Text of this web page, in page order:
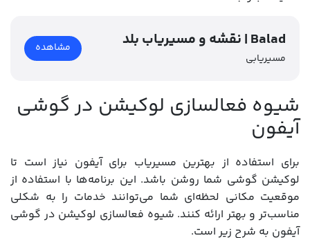
نقشه و مسیریاب بلد | Balad
مسیریابی
مشاهده
شیوه فعالسازی لوکیشن در گوشی
آیفون
برای استفاده از بهترین مسیریاب برای آیفون نیاز است تا
لوکیشن گوشی شما روشن باشد. این برنامه‌ها با استفاده از
موقعیت مکانی لحظه‌ای شما می‌توانند خدمات را به شکلی
مناسب‌تر و بهتر ارائه کنند. شیوه فعالسازی لوکیشن در گوشی
آیفون به شرح زیر است.